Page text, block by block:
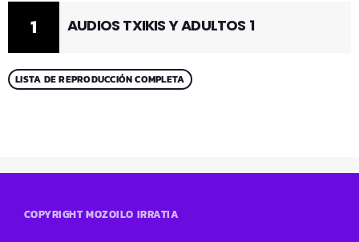
1 AUDIOS TXIKIS Y ADULTOS 1
LISTA DE REPRODUCCIÓN COMPLETA
COPYRIGHT MOZOILO IRRATIA